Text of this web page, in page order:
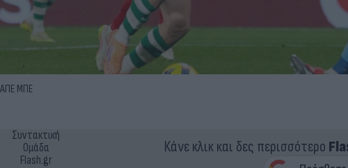
ΑΠΕ ΜΠΕ
Συντακτική
Ομάδα
Flash.gr
Κάνε κλικ και δες περισσότερο